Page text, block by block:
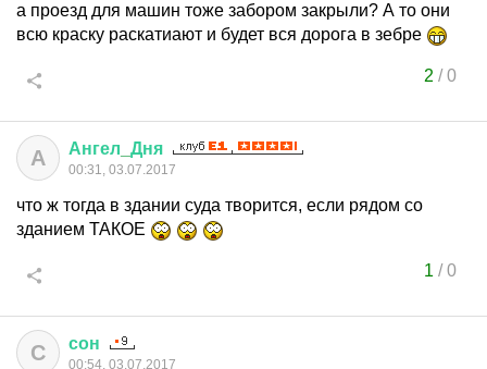
а проезд для машин тоже забором закрыли? А то они
всю краску раскатиают и будет вся дорога в зебре
2 /0
А Ангел Дня
00:31, 03.07.2017
что ж тогда в здании суда творится, если рядом со
зданием ТАКОЕ
1 /0
С сон
00:54, 03.07.2017